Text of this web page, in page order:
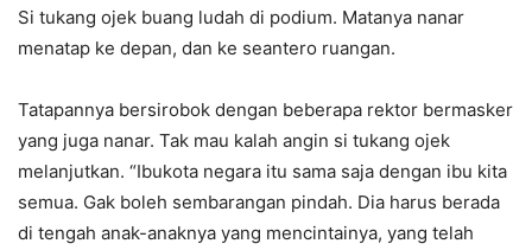
Si tukang ojek buang ludah di podium. Matanya nanar
menatap ke depan, dan ke seantero ruangan.
Tatapannya bersirobok dengan beberapa rektor bermasker
yang juga nanar. Tak mau kalah angin si tukang ojek
melanjutkan. “Ibukota negara itu sama saja dengan ibu kita
semua. Gak boleh sembarangan pindah. Dia harus berada
di tengah anak-anaknya yang mencintainya, yang telah